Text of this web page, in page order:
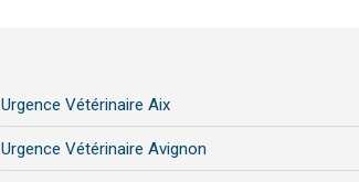
Urgence Vétérinaire Aix
Urgence Vétérinaire Avignon